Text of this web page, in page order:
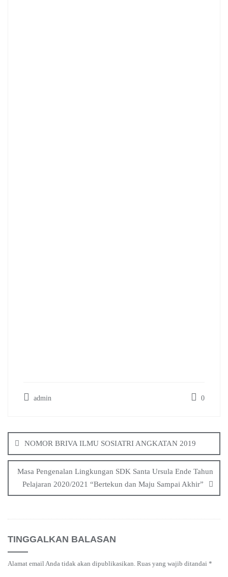
admin 0
NOMOR BRIVA ILMU SOSIATRI ANGKATAN 2019
Masa Pengenalan Lingkungan SDK Santa Ursula Ende Tahun
Pelajaran 2020/2021 “Bertekun dan Maju Sampai Akhir”
TINGGALKAN BALASAN
Alamat email Anda tidak akan dipublikasikan. Ruas yang wajib ditandai *